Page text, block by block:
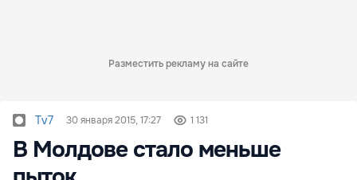
Разместить рекламу на сайте
Tv7 30 января 2015, 17:27 1 131
В Молдове стало меньше